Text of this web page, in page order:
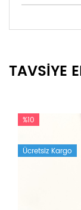
TAVSİYE
%10
Ücretsiz Kargo